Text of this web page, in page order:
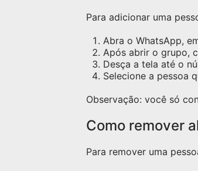
Para adicionar uma
Abra o WhatsApp,
Após abrir o grupo,
Desça a tela até o
Selecione a pessoa
Observação: você só
Como remover
Para remover uma